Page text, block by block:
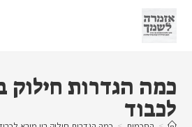
content
כמה הגדרות חילוק
לכבוד